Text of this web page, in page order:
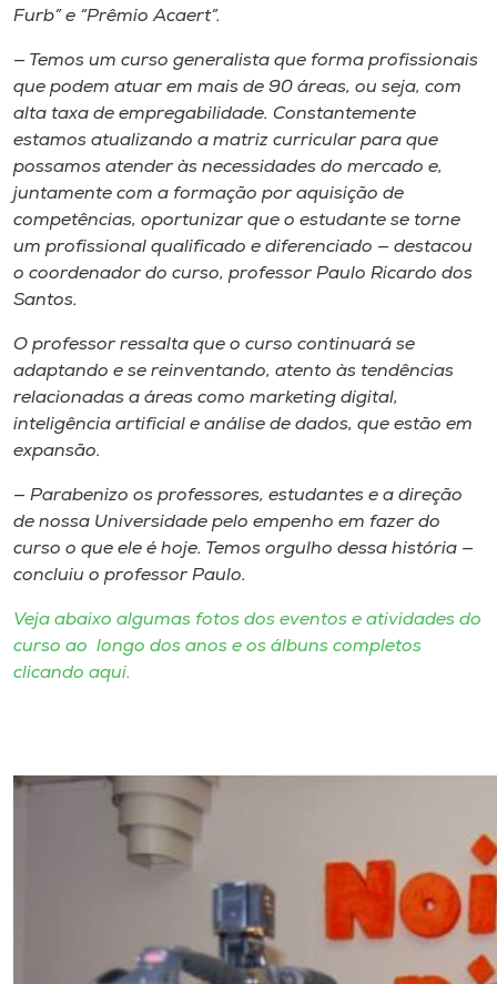
Furb” e “Prêmio Acaert”.
— Temos um curso generalista que forma profissionais
que podem atuar em mais de 90 áreas, ou seja, com
alta taxa de empregabilidade. Constantemente
estamos atualizando a matriz curricular para que
possamos atender às necessidades do mercado e,
juntamente com a formação por aquisição de
competências, oportunizar que o estudante se torne
um profissional qualificado e diferenciado — destacou
o coordenador do curso, professor Paulo Ricardo dos
Santos.
O professor ressalta que o curso continuará se
adaptando e se reinventando, atento às tendências
relacionadas a áreas como marketing digital,
inteligência artificial e análise de dados, que estão em
expansão.
— Parabenizo os professores, estudantes e a direção
de nossa Universidade pelo empenho em fazer do
curso o que ele é hoje. Temos orgulho dessa história —
concluiu o professor Paulo.
Veja abaixo algumas fotos dos eventos e atividades do
curso ao longo dos anos e os álbuns completos
clicando aqui.